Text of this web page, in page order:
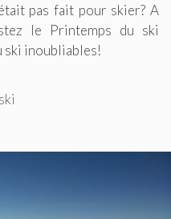
pas fait pour skier? A
le Printemps du ski
ski inoubliables!